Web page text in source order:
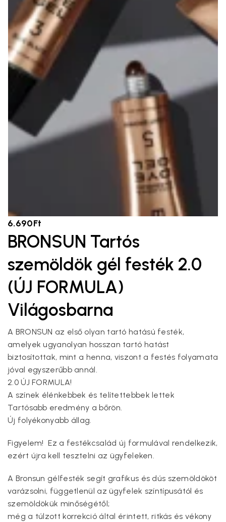
6.690Ft
BRONSUN Tartós
szemöldök gél festék 2.0
(ÚJ FORMULA)
Világosbarna
A BRONSUN az első olyan tartó hatású festék,
amelyek ugyanolyan hosszan tartó hatást
biztosítottak, mint a henna, viszont a festés folyamata
jóval egyszerűbb annál.
2.0 ÚJ FORMULA!
A színek élénkebbek és telítettebbek lettek
Tartósabb eredmény a bőrön.
Új folyékonyabb állag.
Figyelem! Ez a festékcsalád új formulával rendelkezik,
ezért újra kell tesztelni az ügyfeleken.
A Bronsun gélfesték segít grafikus és dús szemöldököt
varázsolni, függetlenül az ügyfelek színtípusától és
szemöldökük minőségétől;
még a túlzott korrekció által érintett, ritkás és vékony